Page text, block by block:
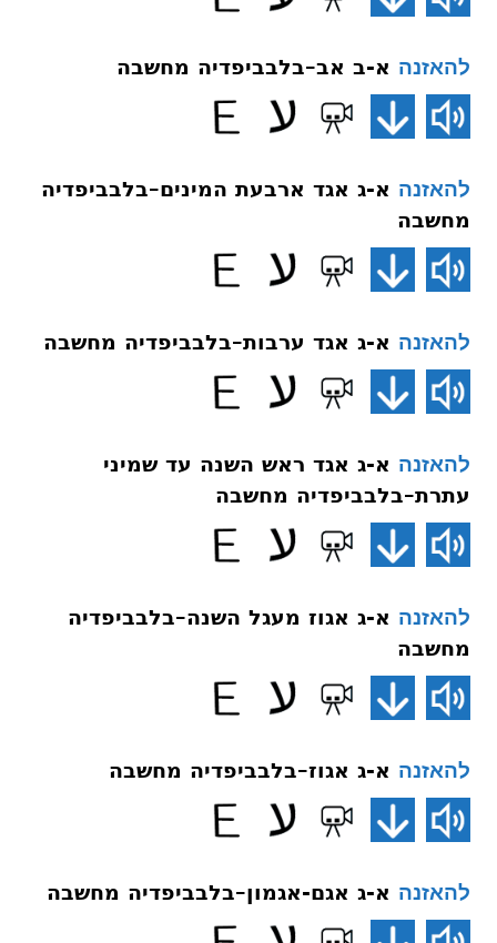
להאזנה א-ב אב–בלבביפדיה מחשבה
להאזנה א-ג אגד ארבעת המינים–בלבביפדיה
מחשבה
להאזנה א-ג אגד ערבות–בלבביפדיה מחשבה
להאזנה א-ג אגד ראש השנה עד שמיני
עתרת–בלבביפדיה מחשבה
להאזנה א-ג אגוז מעגל השנה–בלבביפדיה
מחשבה
להאזנה א-ג אגוז–בלבביפדיה מחשבה
להאזנה א-ג אגם-אגמון–בלבביפדיה מחשבה